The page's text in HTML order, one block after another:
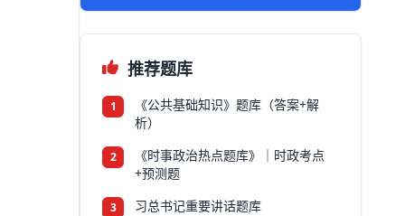
推荐题库
1
《公共基础知识》题库（答案+解
析）
2
《时事政治热点题库》｜时政考点
+预测题
3 习总书记重要讲话题库